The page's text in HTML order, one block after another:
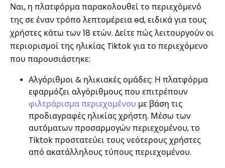
Ναι, η πλατφόρμα παρακολουθεί το περιεχόμενό
της σε έναν τρόπο λεπτομέρεια ed, ειδικά για τους
χρήστες κάτω των 18 ετών. Δείτε πώς λειτουργούν οι
περιορισμοί της ηλικίας Tiktok για το περιεχόμενο
που παρουσιάστηκε:
Αλγόριθμοι & ηλικιακές ομάδες: Η πλατφόρμα
εφαρμόζει αλγόριθμους που επιτρέπουν
φιλτράρισμα περιεχομένου με βάση τις
προδιαγραφές ηλικίας χρήστη. Μέσω των
αυτόματων προσαρμογών περιεχομένου, το
Tiktok προστατεύει τους νεότερους χρήστες
από ακατάλληλους τύπους περιεχομένου.